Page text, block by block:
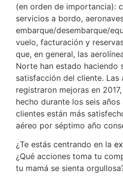
(en orden de importancia):
servicios a bordo,
embarque/desembarque/
vuelo, facturación y
que, en general, las
Norte han estado haciendo
satisfacción del cliente. Las
registraron mejoras en
hecho durante los seis
clientes están más
aéreo por séptimo año
¿Te estás centrando en la
¿Qué acciones toma tu
tu mamá se sienta